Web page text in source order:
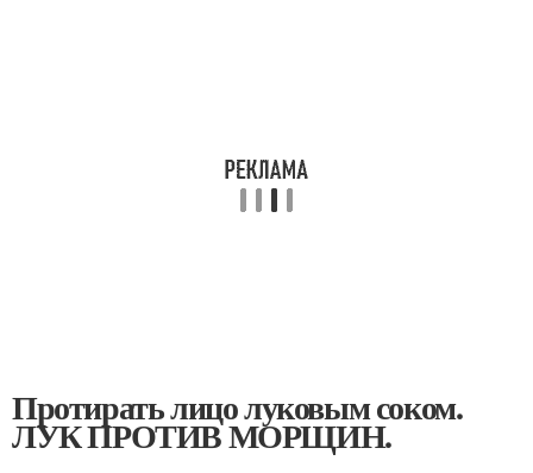
Протирать лицо луковым соком.
ЛУК ПРОТИВ МОРЩИН.